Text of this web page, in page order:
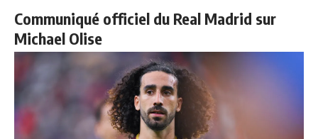
Communiqué officiel du Real Madrid sur
Michael Olise